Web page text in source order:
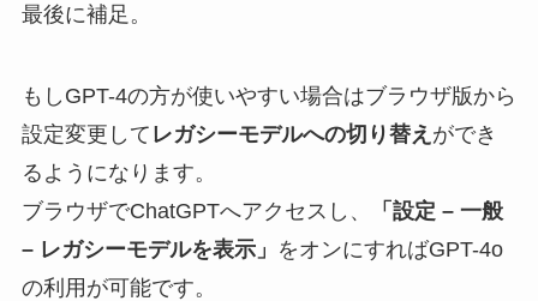
最後に補足。
もしGPT-4の方が使いやすい場合はブラウザ版から
設定変更して レガシーモデルへの切り替え ができ
るようになります。
ブラウザでChatGPTへアクセスし、
「設定 – 一般
– レガシーモデルを表示」 をオンにすればGPT-4o
の利用が可能です。